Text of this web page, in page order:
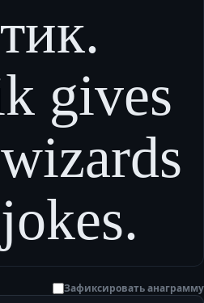
gives
Зафиксировать анаграмму